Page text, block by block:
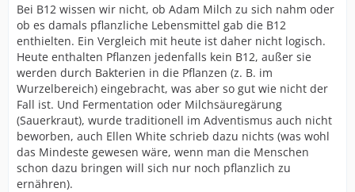
Bei B12 wissen wir nicht, ob Adam Milch zu sich nahm oder
ob es damals pflanzliche Lebensmittel gab die B12
enthielten. Ein Vergleich mit heute ist daher nicht logisch.
Heute enthalten Pflanzen jedenfalls kein B12, außer sie
werden durch Bakterien in die Pflanzen (z. B. im
Wurzelbereich) eingebracht, was aber so gut wie nicht der
Fall ist. Und Fermentation oder Milchsäuregärung
(Sauerkraut), wurde traditionell im Adventismus auch nicht
beworben, auch Ellen White schrieb dazu nichts (was wohl
das Mindeste gewesen wäre, wenn man die Menschen
schon dazu bringen will sich nur noch pflanzlich zu
ernähren).